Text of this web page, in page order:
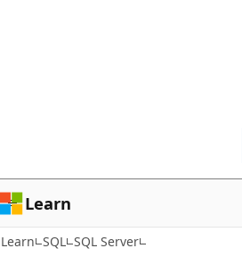
ン
ツ
に
ス
Learn
Learn SQL SQL Server